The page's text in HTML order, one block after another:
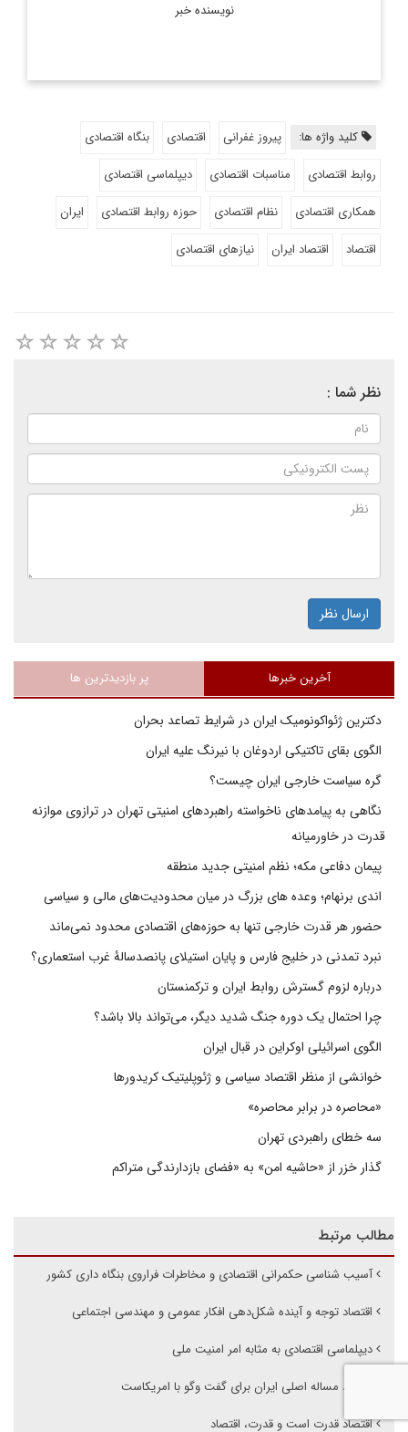
نویسنده خبر
کلید واژه ها: پیروز غفرانی اقتصادی
بنگاه اقتصادی
روابط اقتصادی
مناسبات اقتصادی
دیپلماسی اقتصادی
همکاری اقتصادی
نظام اقتصادی حوزه روابط اقتصادی
ایران
اقتصاد
اقتصاد ایران نیازهای اقتصادی
نظر شما :
ارسال نظر
آخرین خبرها پر بازدیدترین ها
دکترین ژئواکونومیک ایران در شرایط تصاعد بحران
الگوی بقای تاکتیکی اردوغان با نیرنگ علیه ایران
گره سیاست خارجی ایران چیست؟
نگاهی به پیامدهای ناخواسته راهبردهای امنیتی تهران در ترازوی موازنه
قدرت در خاورمیانه
پیمان دفاعی مکه؛ نظم امنیتی جدید منطقه
اندی برنهام؛ وعده های بزرگ در میان محدودیت‌های مالی و سیاسی
حضور هر قدرت خارجی تنها به حوزه‌های اقتصادی محدود نمی‌ماند
نبرد تمدنی در خلیج فارس و پایان استیلای پانصدسالۀ غرب استعماری؟
درباره لزوم گسترش روابط ایران و ترکمنستان
چرا احتمال یک دوره جنگ شدید دیگر، می‌تواند بالا باشد؟
الگوی اسرائیلی اوکراین در قبال ایران
خوانشی از منظر اقتصاد سیاسی و ژئوپلیتیک کریدورها
«محاصره در برابر محاصره»
سه خطای راهبردی تهران
گذار خزر از «حاشیه امن» به «فضای بازدارندگی متراکم
مطالب مرتبط
آسیب شناسی حکمرانی اقتصادی و مخاطرات فراروی بنگاه داری کشور
اقتصاد توجه و آینده شکل‌دهی افکار عمومی و مهندسی اجتماعی
دیپلماسی اقتصادی به مثابه امر امنیت ملی
اقتصاد مساله اصلی ایران برای گفت وگو با امریکاست
اقتصاد قدرت است و قدرت، اقتصاد